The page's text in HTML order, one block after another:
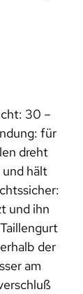
30 –
für
dreht
und hält
und ihn
der
am